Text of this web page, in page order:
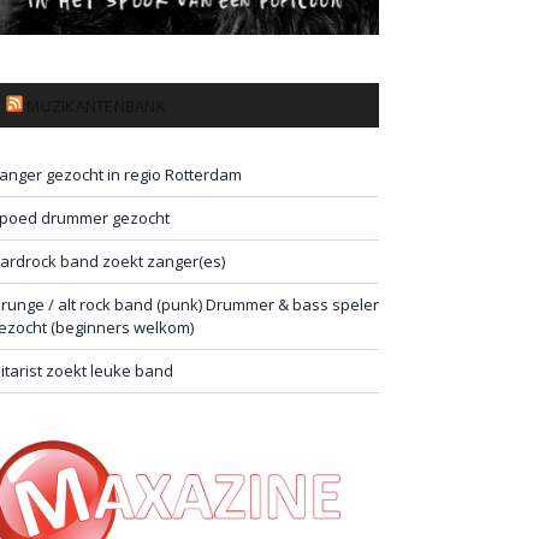
gezocht in regio Rotterdam
drummer gezocht
band zoekt zanger(es)
/ alt rock band (punk) Drummer & bass speler
(beginners welkom)
zoekt leuke band